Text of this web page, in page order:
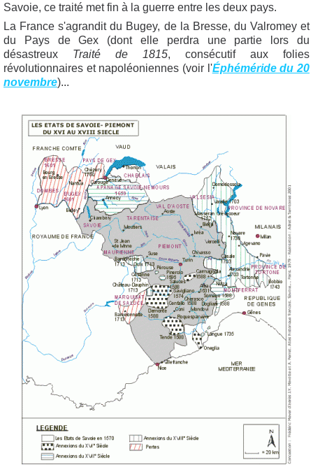
Savoie, ce traité met fin à la guerre entre les deux pays.
La France s'agrandit du Bugey, de la Bresse, du Valromey et
du Pays de Gex (dont elle perdra une partie lors du
désastreux Traité de 1815, consécutif aux folies
révolutionnaires et napoléoniennes (voir l'Éphéméride du 20
novembre)...